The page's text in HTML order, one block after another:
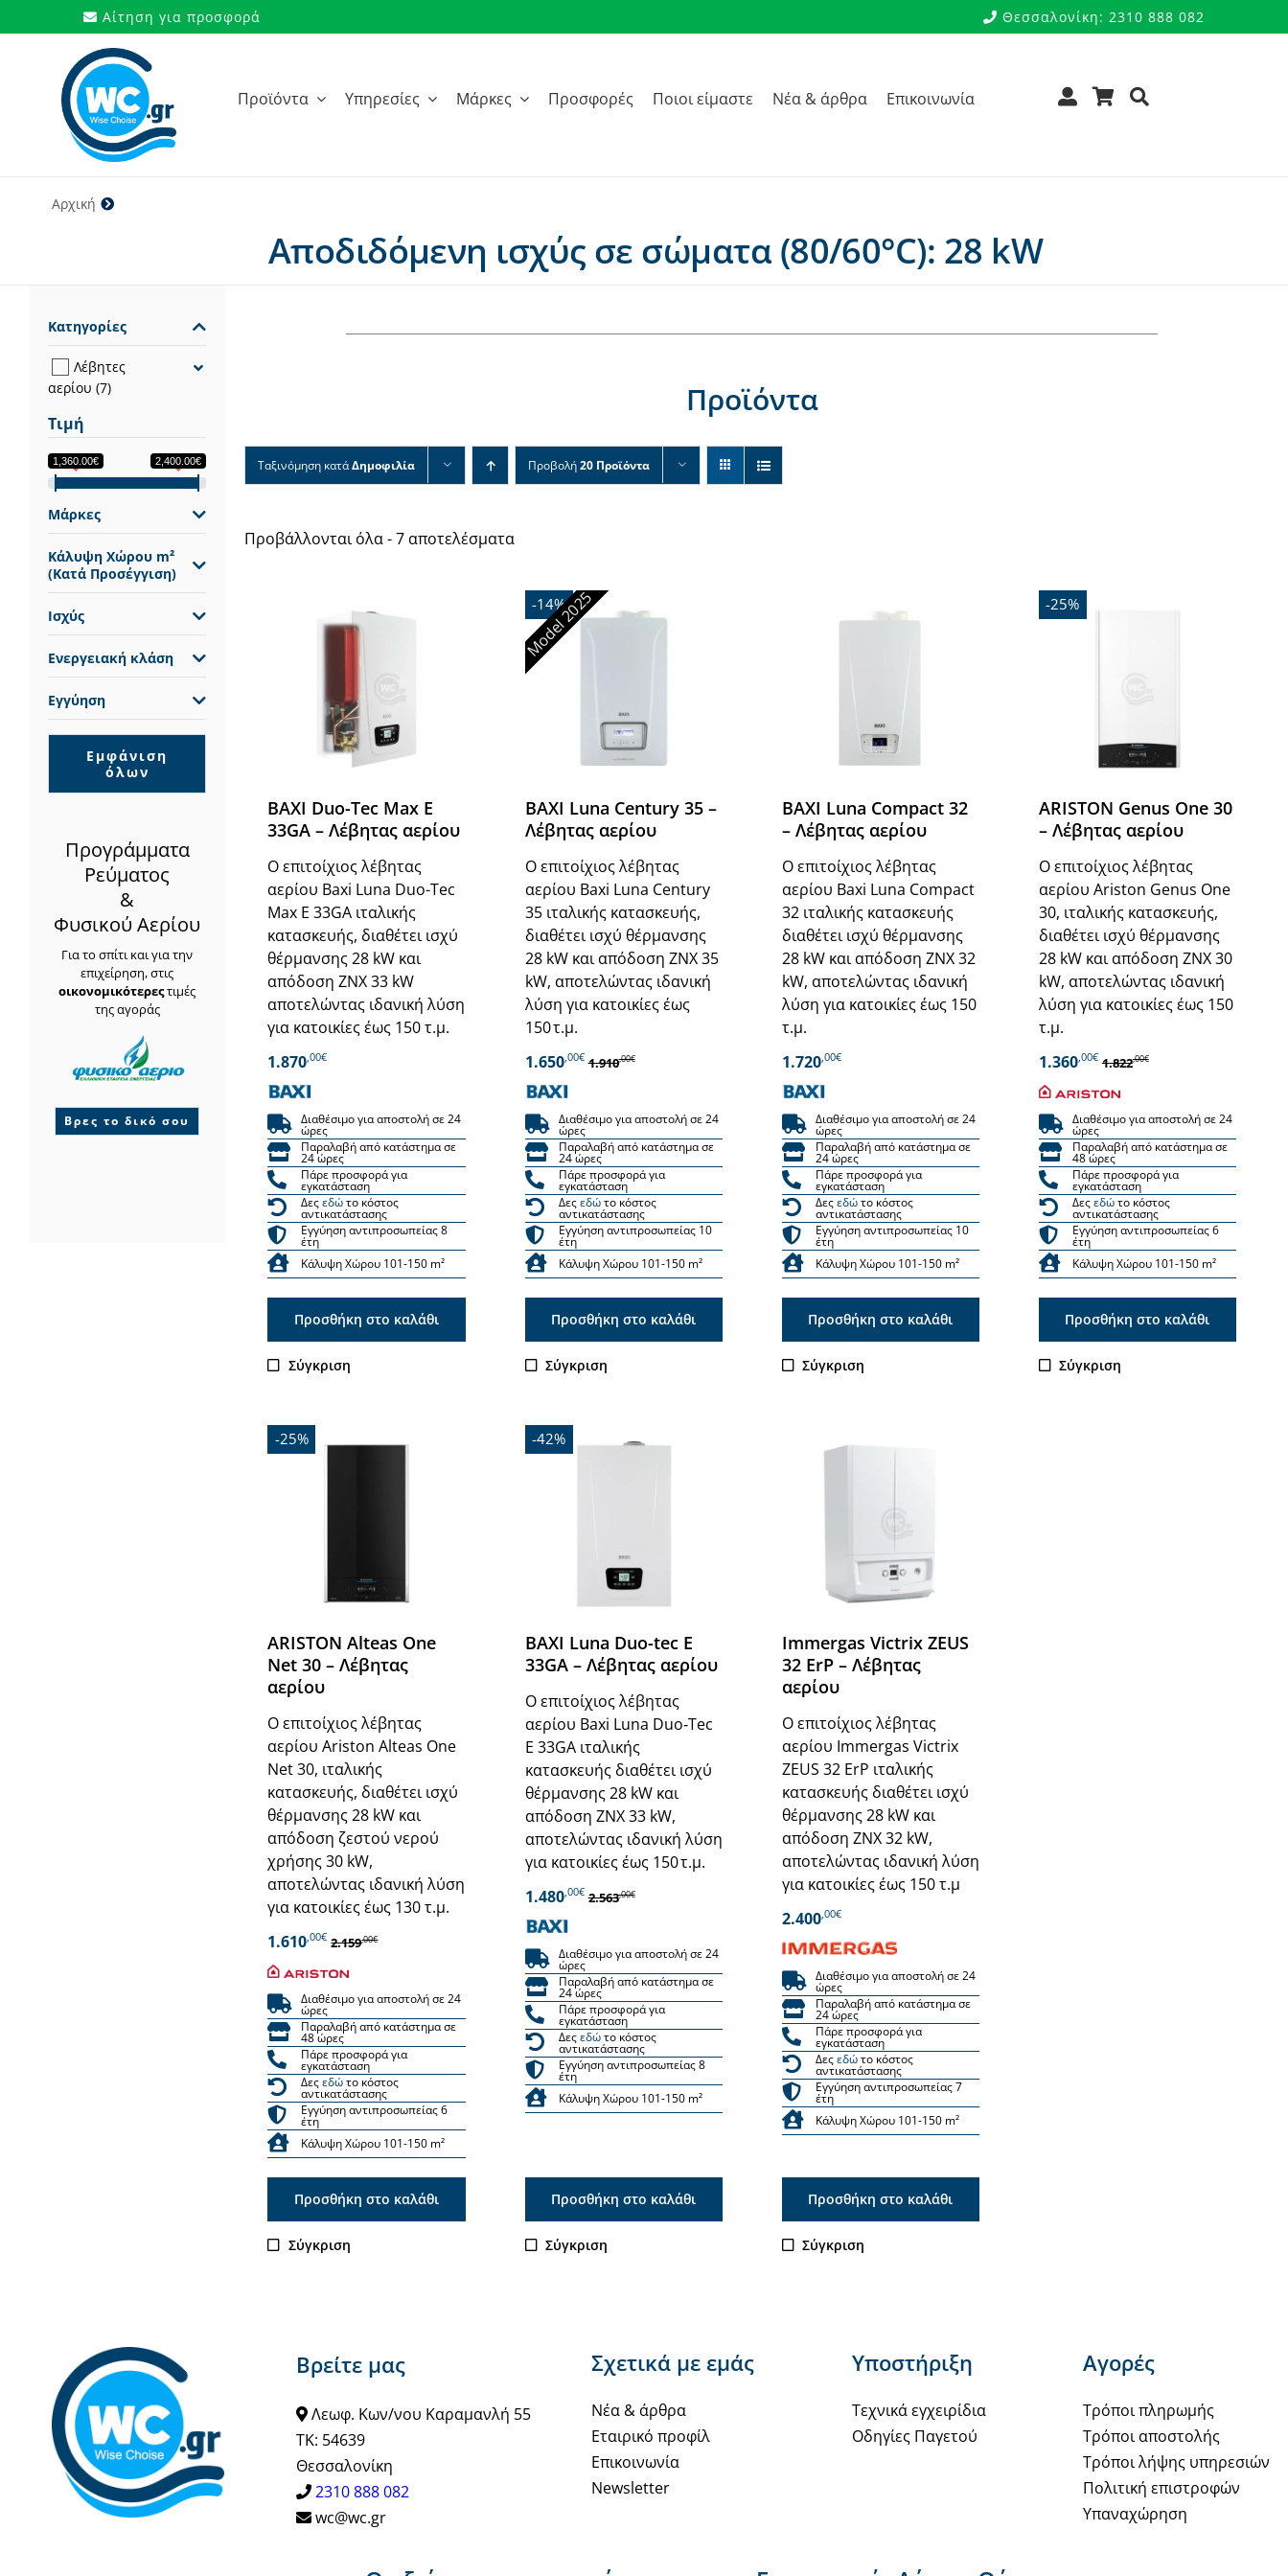
στο
περιεχόμενο
Αίτηση για προσφορά Θεσσαλονίκη: 2310 888 082
Προϊόντα Υπηρεσίες Μάρκες Προσφορές Ποιοι είμαστε Νέα & άρθρα Επικοινωνία
Αρχική
Αποδιδόμενη ισχύς σε σώματα (80/60°C): 28 kW
Προϊόντα
Ταξινόμηση κατάΔημοφιλία Προβολή20 Προϊόντα
Προβάλλονται όλα - 7 αποτελέσματα
BAXI Duo-Tec Max E
33GA – Λέβητας αερίου
Ο επιτοίχιος λέβητας
αερίου Baxi Luna Duo-Tec
Max E 33GA ιταλικής
κατασκευής, διαθέτει ισχύ
θέρμανσης 28 kW και
απόδοση ΖΝΧ 33 kW
αποτελώντας ιδανική λύση
για κατοικίες έως 150 τ.μ.
1.870,00€
Διαθέσιμο για αποστολή σε 24
ώρες
Παραλαβή από κατάστημα σε
24 ώρες
Πάρε προσφορά για
εγκατάσταση
Δεςεδώτο κόστος
αντικατάστασης
Εγγύηση αντιπροσωπείας 8
έτη
Κάλυψη Χώρου 101-150 m²
Προσθήκη στο καλάθι
Σύγκριση
-14%
Model 2025
BAXI Luna Century 35 –
Λέβητας αερίου
Ο επιτοίχιος λέβητας
αερίου Baxi Luna Century
35 ιταλικής κατασκευής,
διαθέτει ισχύ θέρμανσης
28 kW και απόδοση ΖΝΧ 35
kW, αποτελώντας ιδανική
λύση για κατοικίες έως
150 τ.μ.
1.650,00€ 1.910,00€
Διαθέσιμο για αποστολή σε 24
ώρες
Παραλαβή από κατάστημα σε
24 ώρες
Πάρε προσφορά για
εγκατάσταση
Δεςεδώτο κόστος
αντικατάστασης
Εγγύηση αντιπροσωπείας 10
έτη
Κάλυψη Χώρου 101-150 m²
Προσθήκη στο καλάθι
Σύγκριση
BAXI Luna Compact 32
– Λέβητας αερίου
Ο επιτοίχιος λέβητας
αερίου Baxi Luna Compact
32 ιταλικής κατασκευής
διαθέτει ισχύ θέρμανσης
28 kW και απόδοση ΖΝΧ 32
kW, αποτελώντας ιδανική
λύση για κατοικίες έως 150
τ.μ.
1.720,00€
Διαθέσιμο για αποστολή σε 24
ώρες
Παραλαβή από κατάστημα σε
24 ώρες
Πάρε προσφορά για
εγκατάσταση
Δεςεδώτο κόστος
αντικατάστασης
Εγγύηση αντιπροσωπείας 10
έτη
Κάλυψη Χώρου 101-150 m²
Προσθήκη στο καλάθι
Σύγκριση
-25%
ARISTON Genus One 30
– Λέβητας αερίου
Ο επιτοίχιος λέβητας
αερίου Ariston Genus One
30, ιταλικής κατασκευής,
διαθέτει ισχύ θέρμανσης
28 kW και απόδοση ΖΝΧ 30
kW, αποτελώντας ιδανική
λύση για κατοικίες έως 150
τ.μ.
1.360,00€ 1.822,00€
Διαθέσιμο για αποστολή σε 24
ώρες
Παραλαβή από κατάστημα σε
48 ώρες
Πάρε προσφορά για
εγκατάσταση
Δεςεδώτο κόστος
αντικατάστασης
Εγγύηση αντιπροσωπείας 6
έτη
Κάλυψη Χώρου 101-150 m²
Προσθήκη στο καλάθι
Σύγκριση
-25%
ARISTON Alteas One
Net 30 – Λέβητας
αερίου
Ο επιτοίχιος λέβητας
αερίου Ariston Alteas One
Net 30, ιταλικής
κατασκευής, διαθέτει ισχύ
θέρμανσης 28 kW και
απόδοση ζεστού νερού
χρήσης 30 kW,
αποτελώντας ιδανική λύση
για κατοικίες έως 130 τ.μ.
1.610,00€ 2.159,00€
Διαθέσιμο για αποστολή σε 24
ώρες
Παραλαβή από κατάστημα σε
48 ώρες
Πάρε προσφορά για
εγκατάσταση
Δεςεδώτο κόστος
αντικατάστασης
Εγγύηση αντιπροσωπείας 6
έτη
Κάλυψη Χώρου 101-150 m²
Προσθήκη στο καλάθι
Σύγκριση
-42%
BAXI Luna Duo-tec E
33GA – Λέβητας αερίου
Ο επιτοίχιος λέβητας
αερίου Baxi Luna Duo‑Tec
E 33GA ιταλικής
κατασκευής διαθέτει ισχύ
θέρμανσης 28 kW και
απόδοση ΖΝΧ 33 kW,
αποτελώντας ιδανική λύση
για κατοικίες έως 150 τ.μ.
1.480,00€ 2.563,00€
Διαθέσιμο για αποστολή σε 24
ώρες
Παραλαβή από κατάστημα σε
24 ώρες
Πάρε προσφορά για
εγκατάσταση
Δεςεδώτο κόστος
αντικατάστασης
Εγγύηση αντιπροσωπείας 8
έτη
Κάλυψη Χώρου 101-150 m²
Προσθήκη στο καλάθι
Σύγκριση
Immergas Victrix ZEUS
32 ErP – Λέβητας
αερίου
Ο επιτοίχιος λέβητας
αερίου Immergas Victrix
ZEUS 32 ErP ιταλικής
κατασκευής διαθέτει ισχύ
θέρμανσης 28 kW και
απόδοση ΖΝΧ 32 kW,
αποτελώντας ιδανική λύση
για κατοικίες έως 150 τ.μ
2.400,00€
Διαθέσιμο για αποστολή σε 24
ώρες
Παραλαβή από κατάστημα σε
24 ώρες
Πάρε προσφορά για
εγκατάσταση
Δεςεδώτο κόστος
αντικατάστασης
Εγγύηση αντιπροσωπείας 7
έτη
Κάλυψη Χώρου 101-150 m²
Προσθήκη στο καλάθι
Σύγκριση
Κατηγορίες
Λέβητες
αερίου (7)
Τιμή
1,360.00€ 2,400.00€
Μάρκες
Κάλυψη Χώρου m²
(Κατά Προσέγγιση)
Ισχύς
Ενεργειακή κλάση
Εγγύηση
Εμφάνιση
όλων
Προγράμματα
Ρεύματος
&
Φυσικού Αερίου
Για το σπίτι και για την
επιχείρηση, στις
οικονομικότερεςτιμές
της αγοράς
Βρες το δικό σου
Βρείτε μας
Λεωφ. Κων/νου Καραμανλή 55
ΤΚ: 54639
Θεσσαλονίκη
2310 888 082
wc@wc.gr
Σχετικά με εμάς
Νέα & άρθρα
Εταιρικό προφίλ
Επικοινωνία
Newsletter
Υποστήριξη
Τεχνικά εγχειρίδια
Οδηγίες Παγετού
Αγορές
Τρόποι πληρωμής
Τρόποι αποστολής
Τρόποι λήψης υπηρεσιών
Πολιτική επιστροφών
Υπαναχώρηση